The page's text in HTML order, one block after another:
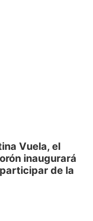
Vuela, el
inaugurará
de la